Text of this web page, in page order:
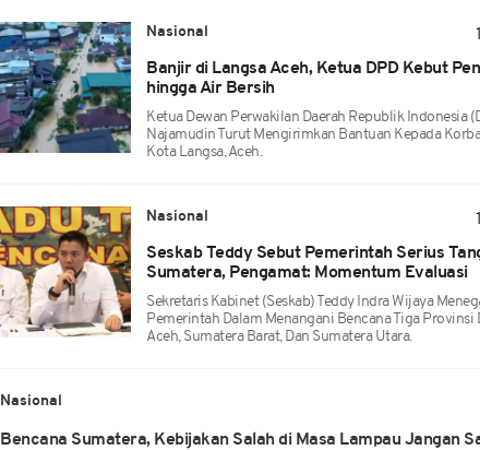
Nasional
Banjir di Langsa Aceh, Ketua DPD Kebut
hingga Air Bersih
Ketua Dewan Perwakilan Daerah Republik Indonesia
Najamudin Turut Mengirimkan Bantuan Kepada
Kota Langsa, Aceh.
Nasional
Seskab Teddy Sebut Pemerintah Serius
Sumatera, Pengamat: Momentum Evaluasi
Sekretaris Kabinet (Seskab) Teddy Indra Wijaya
Pemerintah Dalam Menangani Bencana Tiga Provinsi
Aceh, Sumatera Barat, Dan Sumatera Utara.
Nasional
Bencana Sumatera, Kebijakan Salah di Masa Lampau Jangan